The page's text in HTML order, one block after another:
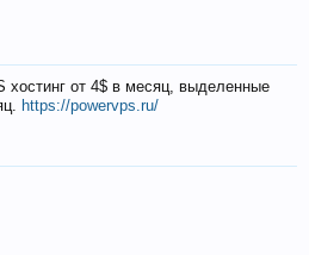
хостинг от 4$ в месяц, выделенные
https://powervps.ru/